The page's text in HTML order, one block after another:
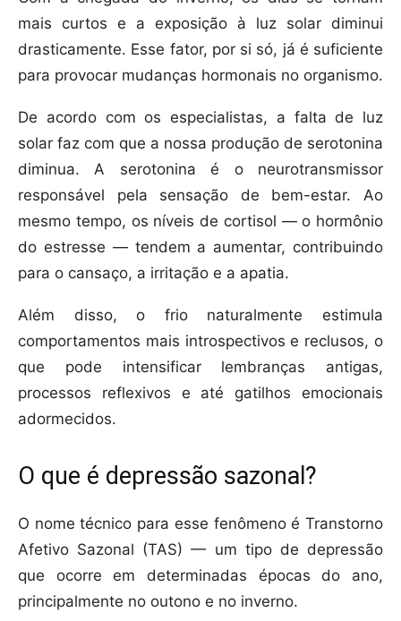
mais curtos e a exposição à luz solar diminui
drasticamente. Esse fator, por si só, já é suficiente
para provocar mudanças hormonais no organismo.
De acordo com os especialistas, a falta de luz
solar faz com que a nossa produção de serotonina
diminua. A serotonina é o neurotransmissor
responsável pela sensação de bem-estar. Ao
mesmo tempo, os níveis de cortisol — o hormônio
do estresse — tendem a aumentar, contribuindo
para o cansaço, a irritação e a apatia.
Além disso, o frio naturalmente estimula
comportamentos mais introspectivos e reclusos, o
que pode intensificar lembranças antigas,
processos reflexivos e até gatilhos emocionais
adormecidos.
O que é depressão sazonal?
O nome técnico para esse fenômeno é Transtorno
Afetivo Sazonal (TAS) — um tipo de depressão
que ocorre em determinadas épocas do ano,
principalmente no outono e no inverno.